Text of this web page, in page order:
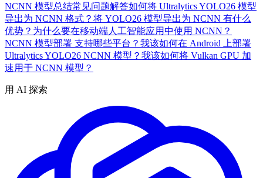
NCNN 模型总结常见问题解答如何将 Ultralytics YOLO26 模型
导出为 NCNN 格式？ 将 YOLO26 模型导出为 NCNN 有什么
优势？ 为什么要在移动端人工智能应用中使用 NCNN？
NCNN 模型部署 支持哪些平台？ 我该如何在 Android 上部署
Ultralytics YOLO26 NCNN 模型？ 我该如何将 Vulkan GPU 加
速用于 NCNN 模型？
用 AI 探索